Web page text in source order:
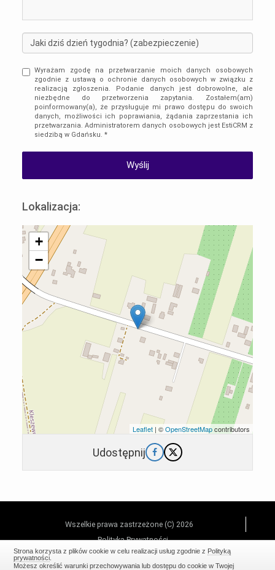
Wyrażam zgodę na przetwarzanie moich danych osobowych
zgodnie z ustawą o ochronie danych osobowych w związku z
realizacją zgłoszenia. Podanie danych jest dobrowolne, ale
niezbędne do przetworzenia zapytania. Zostałem(am)
poinformowany(a), że przysługuje mi prawo dostępu do swoich
danych, możliwości ich poprawiania, żądania zaprzestania ich
przetwarzania. Administratorem danych osobowych jest EstiCRM z
siedzibą w Gdańsku. *
Lokalizacja:
+
−
Leaflet | ©OpenStreetMapcontributors
Udostępnij
Wszelkie prawa zastrzeżone (C) 2026
Polityka Prywatności
Realizacja: EstiCRM
Strona korzysta z plików cookie w celu realizacji usług zgodnie z Polityką
prywatności
Możesz określić warunki przechowywania lub dostępu do cookie w Twojej